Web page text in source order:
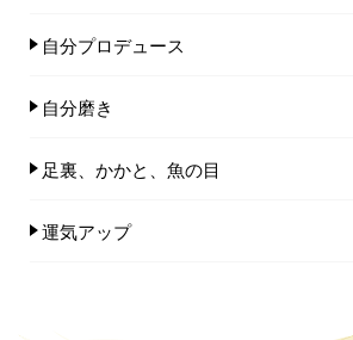
自分プロデュース
自分磨き
足裏、かかと、魚の目
運気アップ